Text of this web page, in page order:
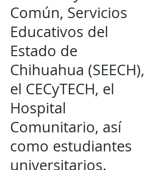
Común, Servicios
Educativos del
Estado de
Chihuahua (SEECH),
el CECyTECH, el
Hospital
Comunitario, así
como estudiantes
universitarios.